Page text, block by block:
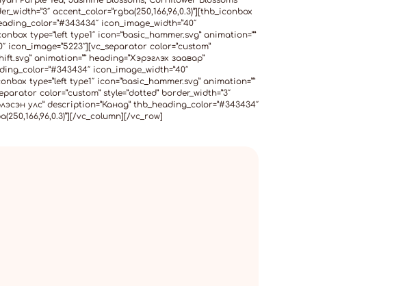
accent_color=”rgba(250,166,96,0.3)”][thb_iconbox
icon_image_width=”40″
type=”left type1″ icon=”basic_hammer.svg” animation=””
icon_image=”5223″][vc_separator color=”custom”
animation=”” heading=”Хэрэглэх заавар”
icon_image_width=”40″
type=”left type1″ icon=”basic_hammer.svg” animation=””
color=”custom” style=”dotted” border_width=”3″
улс” description=”Канад” thb_heading_color=”#343434″
vc_column][/vc_row]